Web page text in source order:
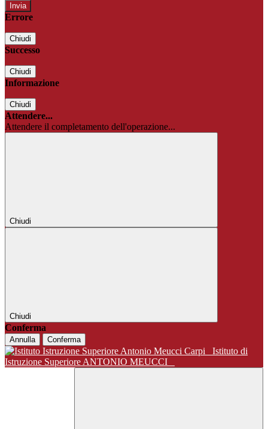
Errore
Chiudi
Successo
Chiudi
Informazione
Chiudi
Attendere...
Attendere il completamento dell'operazione...
Chiudi
Chiudi
Conferma
Annulla Conferma
Istituto di
Istruzione Superiore ANTONIO MEUCCI